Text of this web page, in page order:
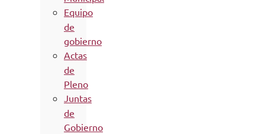
Equipo
de
gobierno
Actas
de
Pleno
Juntas
de
Gobierno